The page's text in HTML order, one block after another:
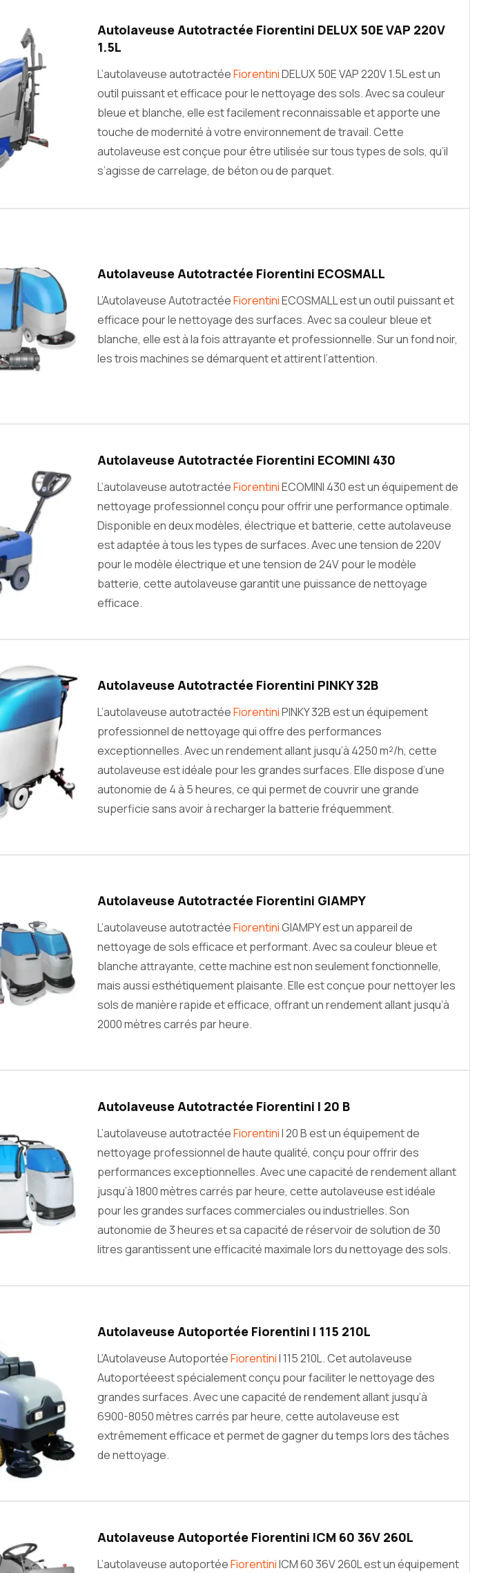
Autolaveuse Autotractée Fiorentini DELUX 50E VAP 220V
1.5L
L’autolaveuse autotractéeFiorentiniDELUX 50E VAP 220V 1.5L est un
outil puissant et efficace pour le nettoyage des sols. Avec sa couleur
bleue et blanche, elle est facilement reconnaissable et apporte une
touche de modernité à votre environnement de travail. Cette
autolaveuse est conçue pour être utilisée sur tous types de sols, qu’il
s’agisse de carrelage, de béton ou de parquet.
Autolaveuse Autotractée Fiorentini ECOSMALL
L’Autolaveuse AutotractéeFiorentiniECOSMALL est un outil puissant et
efficace pour le nettoyage des surfaces. Avec sa couleur bleue et
blanche, elle est à la fois attrayante et professionnelle. Sur un fond noir,
les trois machines se démarquent et attirent l’attention.
Autolaveuse Autotractée Fiorentini ECOMINI 430
L’autolaveuse autotractéeFiorentiniECOMINI 430 est un équipement de
nettoyage professionnel conçu pour offrir une performance optimale.
Disponible en deux modèles, électrique et batterie, cette autolaveuse
est adaptée à tous les types de surfaces. Avec une tension de 220V
pour le modèle électrique et une tension de 24V pour le modèle
batterie, cette autolaveuse garantit une puissance de nettoyage
efficace.
Autolaveuse Autotractée Fiorentini PINKY 32B
L’autolaveuse autotractéeFiorentiniPINKY 32B est un équipement
professionnel de nettoyage qui offre des performances
exceptionnelles. Avec un rendement allant jusqu’à 4250 m²/h, cette
autolaveuse est idéale pour les grandes surfaces. Elle dispose d’une
autonomie de 4 à 5 heures, ce qui permet de couvrir une grande
superficie sans avoir à recharger la batterie fréquemment.
Autolaveuse Autotractée Fiorentini GIAMPY
L’autolaveuse autotractéeFiorentiniGIAMPY est un appareil de
nettoyage de sols efficace et performant. Avec sa couleur bleue et
blanche attrayante, cette machine est non seulement fonctionnelle,
mais aussi esthétiquement plaisante. Elle est conçue pour nettoyer les
sols de manière rapide et efficace, offrant un rendement allant jusqu’à
2000 mètres carrés par heure.
Autolaveuse Autotractée Fiorentini I 20 B
L’autolaveuse autotractéeFiorentiniI 20 B est un équipement de
nettoyage professionnel de haute qualité, conçu pour offrir des
performances exceptionnelles. Avec une capacité de rendement allant
jusqu’à 1800 mètres carrés par heure, cette autolaveuse est idéale
pour les grandes surfaces commerciales ou industrielles. Son
autonomie de 3 heures et sa capacité de réservoir de solution de 30
litres garantissent une efficacité maximale lors du nettoyage des sols.
Autolaveuse Autoportée Fiorentini I 115 210L
L’Autolaveuse AutoportéeFiorentiniI 115 210L. Cet autolaveuse
Autoportéeest spécialement conçu pour faciliter le nettoyage des
grandes surfaces. Avec une capacité de rendement allant jusqu’à
6900-8050 mètres carrés par heure, cette autolaveuse est
extrêmement efficace et permet de gagner du temps lors des tâches
de nettoyage.
Autolaveuse Autoportée Fiorentini ICM 60 36V 260L
L’autolaveuse autoportéeFiorentiniICM 60 36V 260L est un équipement